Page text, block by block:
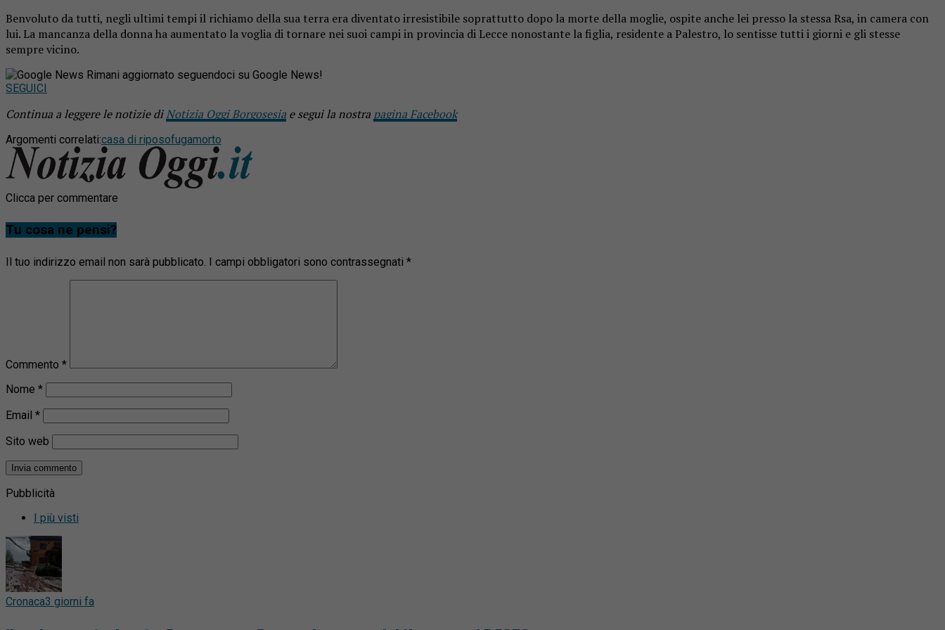
Benvoluto da tutti, negli ultimi tempi il richiamo della sua terra era diventato irresistibile soprattutto dopo la morte della moglie, ospite anche lei presso la stessa Rsa, in camera con
lui. La mancanza della donna ha aumentato la voglia di tornare nei suoi campi in provincia di Lecce nonostante la figlia, residente a Palestro, lo sentisse tutti i giorni e gli stesse
sempre vicino.
Rimani aggiornato seguendoci su Google News!
SEGUICI
Continua a leggere le notizie diNotizia Oggi Borgosesia e segui la nostra pagina Facebook
Argomenti correlati:casa di riposofugamorto
Clicca per commentare
Tu cosa ne pensi?
Il tuo indirizzo email non sarà pubblicato. I campi obbligatori sono contrassegnati *
Commento *
Nome *
Email *
Sito web
Pubblicità
I più visti
Cronaca3 giorni fa